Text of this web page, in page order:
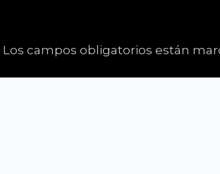
Los campos obligatorios están